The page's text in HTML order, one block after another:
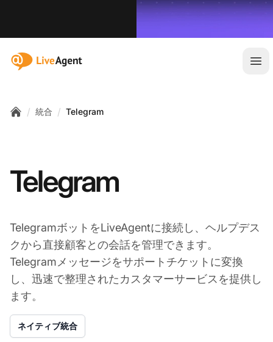
:site.title
メ
/ 統合 / Telegram
Telegram
TelegramボットをLiveAgentに接続し、ヘルプデス
クから直接顧客との会話を管理できます。
Telegramメッセージをサポートチケットに変換
し、迅速で整理されたカスタマーサービスを提供し
ます。
ネイティブ統合